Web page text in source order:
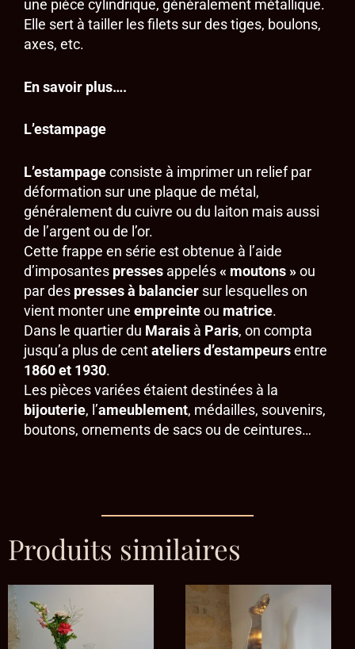
une pièce cylindrique, généralement métallique.
Elle sert à tailler les filets sur des tiges, boulons,
axes, etc.
En savoir plus….
L’estampage
L’estampageconsiste à imprimer un relief par
déformation sur une plaque de métal,
généralement du cuivre ou du laiton mais aussi
de l’argent ou de l’or.
Cette frappe en série est obtenue à l’aide
d’imposantes presses appelés« moutons »ou
par des presses à balancier sur lesquelles on
vient monter une empreinteou matrice.
Dans le quartier du Marais à Paris, on compta
jusqu’a plus de centateliers d’estampeursentre
1860 et 1930.
Les pièces variées étaient destinées à la
bijouterie, l’ameublement, médailles, souvenirs,
boutons, ornements de sacs ou de ceintures…
Produits similaires